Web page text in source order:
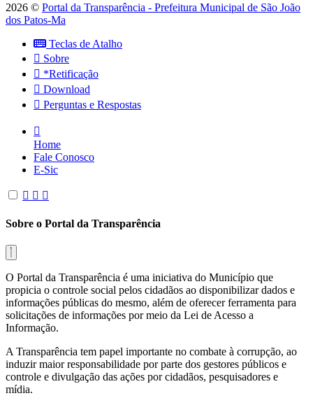
2026 © Portal da Transparência - Prefeitura Municipal de São João
dos Patos-Ma
Teclas de Atalho
Sobre
*Retificação
Download
Perguntas e Respostas
Home
Fale Conosco
E-Sic
Sobre o Portal da Transparência
O Portal da Transparência é uma iniciativa do Município que
propicia o controle social pelos cidadãos ao disponibilizar dados e
informações públicas do mesmo, além de oferecer ferramenta para
solicitações de informações por meio da Lei de Acesso a
Informação.
A Transparência tem papel importante no combate à corrupção, ao
induzir maior responsabilidade por parte dos gestores públicos e
controle e divulgação das ações por cidadãos, pesquisadores e
mídia.